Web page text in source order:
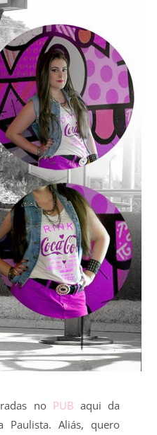
no PUB aqui da
Paulista. Aliás, quero